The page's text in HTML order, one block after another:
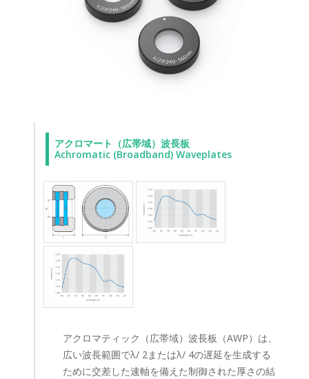
アクロマート（広帯域）波長板
Achromatic (Broadband) Waveplates
アクロマティック（広帯域）波長板（AWP）は、
広い波長範囲でλ/ 2またはλ/ 4の遅延を生成する
ために交差した速軸を備えた制御された厚さの結